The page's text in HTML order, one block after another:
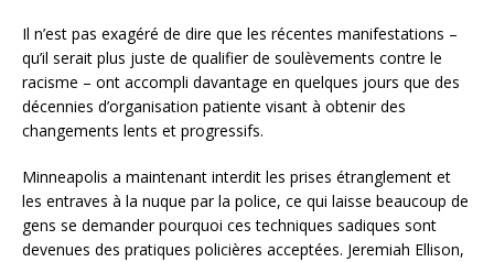
Il n’est pas exagéré de dire que les récentes manifestations –
qu’il serait plus juste de qualifier de soulèvements contre le
racisme – ont accompli davantage en quelques jours que des
décennies d’organisation patiente visant à obtenir des
changements lents et progressifs.
Minneapolis a maintenant interdit les prises étranglement et
les entraves à la nuque par la police, ce qui laisse beaucoup de
gens se demander pourquoi ces techniques sadiques sont
devenues des pratiques policières acceptées. Jeremiah Ellison,